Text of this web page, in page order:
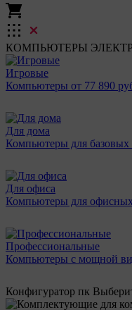
КОМПЬЮТЕРЫ
Игровые
Компьютеры от 77 890
Для дома
Компьютеры для базовых
Для офиса
Компьютеры для офисных
Профессиональные
Компьютеры с мощной
Конфигуратор пк